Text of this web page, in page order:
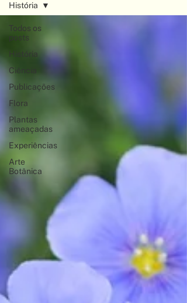
Todos os
posts
História
Ciência
Publicações
Flora
Plantas
ameaçadas
Experiências
Arte
Botânica
História